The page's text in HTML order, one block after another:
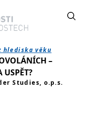
hlediska věku
–
USPĚT?
Studies, o.p.s.